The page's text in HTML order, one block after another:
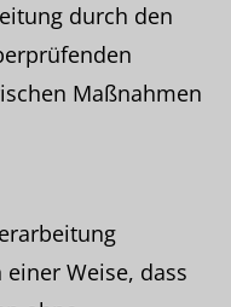
durch den
Maßnahmen
Weise, dass